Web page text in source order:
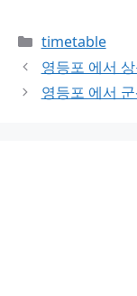
Categories
timetable
영등포 에서
영등포 에서